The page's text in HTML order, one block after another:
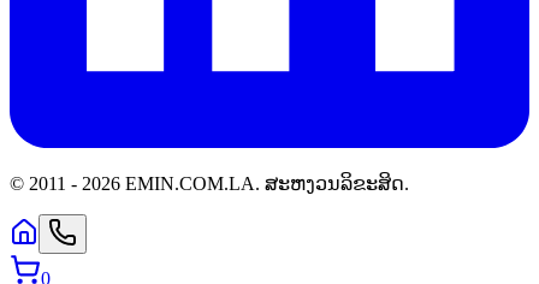
© 2011 - 2026 EMIN.COM.LA. ສະຫງວນລິຂະສິດ.
0